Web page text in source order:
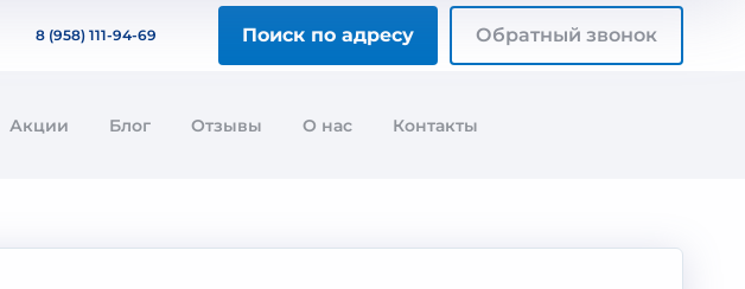
8 (958) 111-94-69 Поиск по адресу Обратный звонок
Акции Блог Отзывы О нас Контакты